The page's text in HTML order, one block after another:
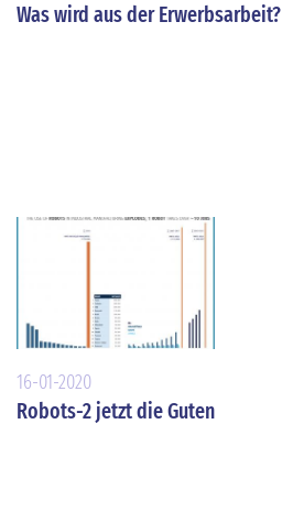
Was wird aus der Erwerbsarbeit?
16-01-2020
Robots-2 jetzt die Guten